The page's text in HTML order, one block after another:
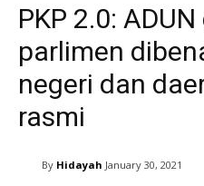
PKP 2.0:
parlimen
negeri dan
rasmi
By Hidayah January 30, 2021